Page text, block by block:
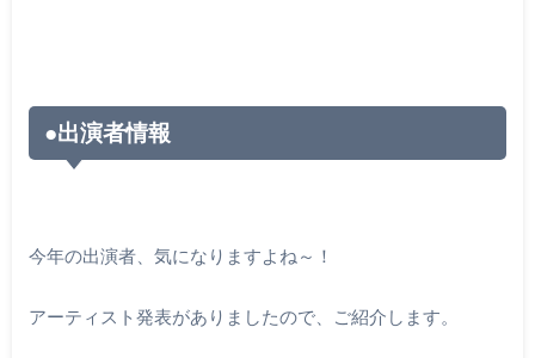
●出演者情報
今年の出演者、気になりますよね～！
アーティスト発表がありましたので、ご紹介します。